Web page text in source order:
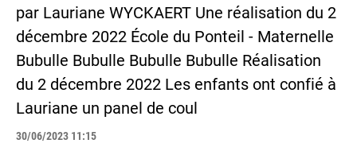
par Lauriane WYCKAERT Une réalisation du 2
décembre 2022 École du Ponteil - Maternelle
Bubulle Bubulle Bubulle Bubulle Réalisation
du 2 décembre 2022 Les enfants ont confié à
Lauriane un panel de coul
30/06/2023 11:15